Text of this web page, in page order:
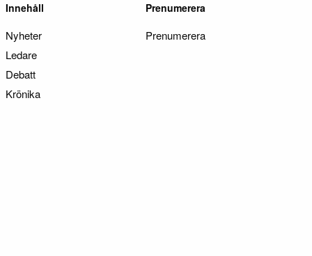
Innehåll
Nyheter
Ledare
Debatt
Krönika
Prenumerera
Prenumerera